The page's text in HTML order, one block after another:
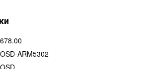
678.00
OSD-ARM5302
OSD